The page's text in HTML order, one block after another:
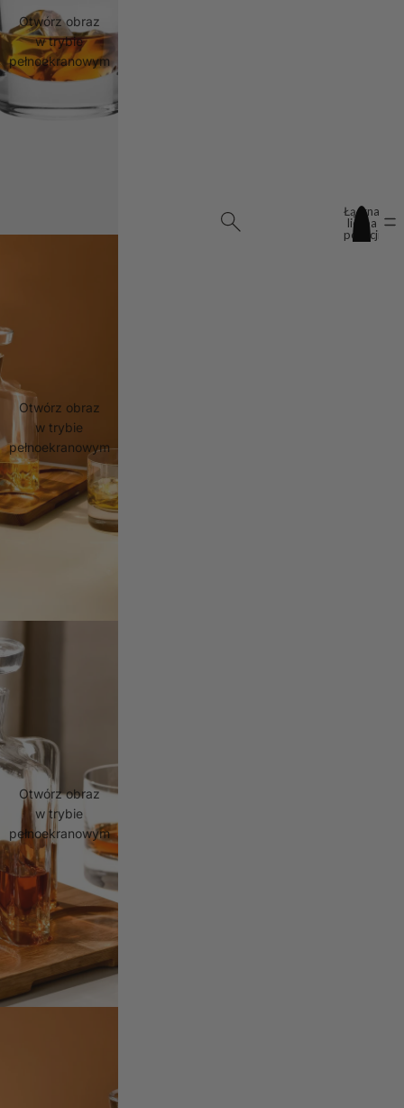
Łączna
liczba
pozycji
w
Otwórz obraz
w trybie
pełnoekranowym
Otwórz obraz
w trybie
pełnoekranowym
Otwórz obraz
w trybie
pełnoekranowym